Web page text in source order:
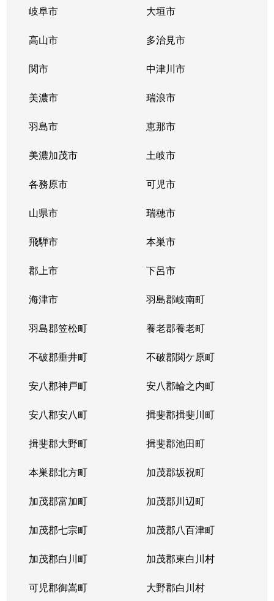
岐阜市 大垣市
高山市 多治見市
関市 中津川市
美濃市 瑞浪市
羽島市 恵那市
美濃加茂市 土岐市
各務原市 可児市
山県市 瑞穂市
飛騨市 本巣市
郡上市 下呂市
海津市 羽島郡岐南町
羽島郡笠松町 養老郡養老町
不破郡垂井町 不破郡関ケ原町
安八郡神戸町 安八郡輪之内町
安八郡安八町 揖斐郡揖斐川町
揖斐郡大野町 揖斐郡池田町
本巣郡北方町 加茂郡坂祝町
加茂郡富加町 加茂郡川辺町
加茂郡七宗町 加茂郡八百津町
加茂郡白川町 加茂郡東白川村
可児郡御嵩町 大野郡白川村